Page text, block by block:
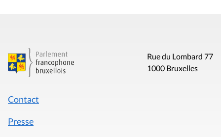
Rue du Lombard 77
1000 Bruxelles
Contact
Presse